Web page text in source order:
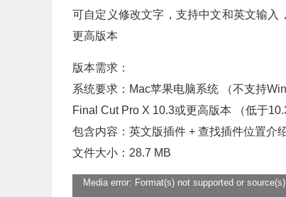
可自定义修改文字，支持中文和英文输入
更高版本
版本需求：
系统要求：Mac苹果电脑系统 （不支持
Final Cut Pro X 10.3或更高版本 （低于
包含内容：英文版插件 + 查找插件位置介
文件大小：28.7 MB
Media error: Format(s) not supported or